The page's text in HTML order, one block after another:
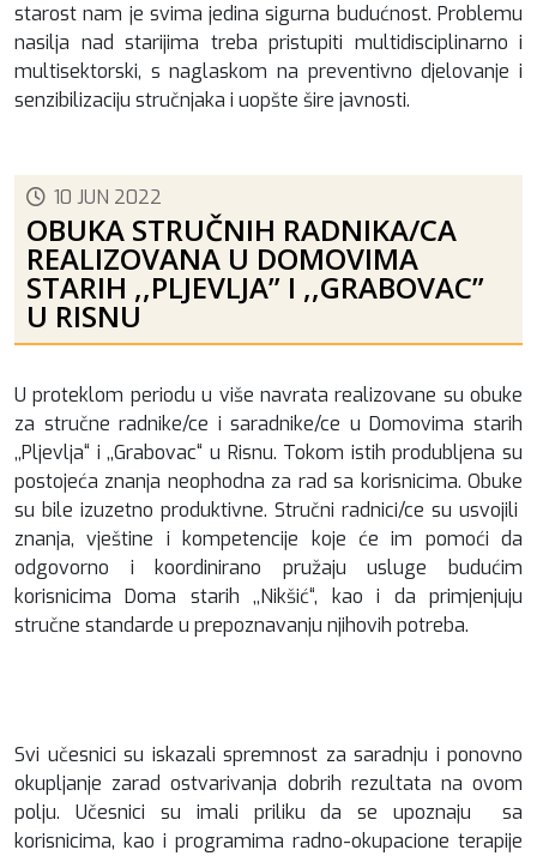
starost nam je svima jedina sigurna budućnost. Problemu
nasilja nad starijima treba pristupiti multidisciplinarno i
multisektorski, s naglaskom na preventivno djelovanje i
senzibilizaciju stručnjaka i uopšte šire javnosti.
10 JUN 2022
OBUKA STRUČNIH RADNIKA/CA
REALIZOVANA U DOMOVIMA
STARIH ,,PLJEVLJA” I ,,GRABOVAC”
U RISNU
U proteklom periodu u više navrata realizovane su obuke
za stručne radnike/ce i saradnike/ce u Domovima starih
,,Pljevlja“ i ,,Grabovac“ u Risnu. Tokom istih produbljena su
postojeća znanja neophodna za rad sa korisnicima. Obuke
su bile izuzetno produktivne. Stručni radnici/ce su usvojili
znanja, vještine i kompetencije koje će im pomoći da
odgovorno i koordinirano pružaju usluge budućim
korisnicima Doma starih ,,Nikšić“, kao i da primjenjuju
stručne standarde u prepoznavanju njihovih potreba.
Svi učesnici su iskazali spremnost za saradnju i ponovno
okupljanje zarad ostvarivanja dobrih rezultata na ovom
polju. Učesnici su imali priliku da se upoznaju sa
korisnicima, kao i programima radno-okupacione terapije